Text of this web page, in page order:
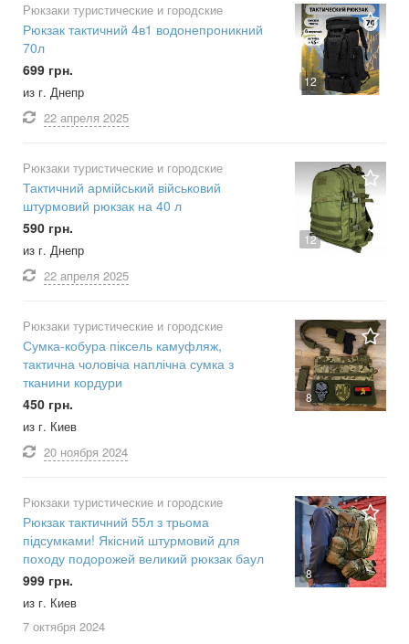
12
Рюкзаки туристические и городские
Рюкзак тактичний 4в1 водонепроникний
70л
699 грн.
из г. Днепр
22 апреля 2025
12
Рюкзаки туристические и городские
Тактичний армійський військовий
штурмовий рюкзак на 40 л
590 грн.
из г. Днепр
22 апреля 2025
8
Рюкзаки туристические и городские
Сумка-кобура піксель камуфляж,
тактична чоловіча наплічна сумка з
тканини кордури
450 грн.
из г. Киев
20 ноября 2024
8
Рюкзаки туристические и городские
Рюкзак тактичний 55л з трьома
підсумками! Якісний штурмовий для
походу подорожей великий рюкзак баул
999 грн.
из г. Киев
7 октября 2024